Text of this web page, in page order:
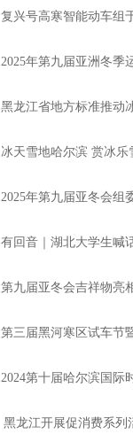
复兴号高寒智能动车组
2025年第九届亚洲冬季
黑龙江省地方标准推动
冰天雪地哈尔滨 赏冰乐
2025年第九届亚冬会组
有回音｜湖北大学生喊
第九届亚冬会吉祥物亮
第三届黑河寒区试车节
2024第十届哈尔滨国际
黑龙江开展促消费系